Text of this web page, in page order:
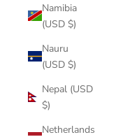
Namibia
(USD $)
Nauru
(USD $)
Nepal (USD
$)
Netherlands